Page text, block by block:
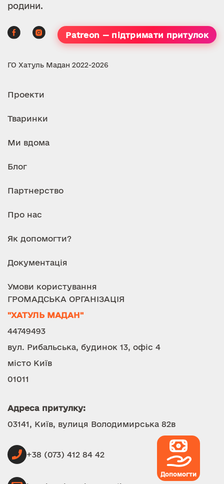
родини.
Patreon — підтримати притулок
ГО Хатуль Мадан 2022-2026
Проекти
Тваринки
Ми вдома
Блог
Партнерство
Про нас
Як допомогти?
Документація
Умови користування
ГРОМАДСЬКА ОРГАНІЗАЦІЯ
"ХАТУЛЬ МАДАН"
44749493
вул. Рибальська, будинок 13, офіс 4
місто Київ
01011
Адреса притулку:
03141, Київ, вулиця Володимирська 82в
+38 (073) 412 84 42
Допомогти